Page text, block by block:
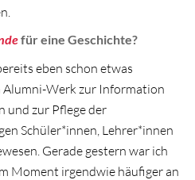
für eine Geschichte?
eben schon etwas
Alumni-Werk zur Information
und zur Pflege der
Schüler*innen, Lehrer*innen
Gerade gestern war ich
Moment irgendwie häufiger an